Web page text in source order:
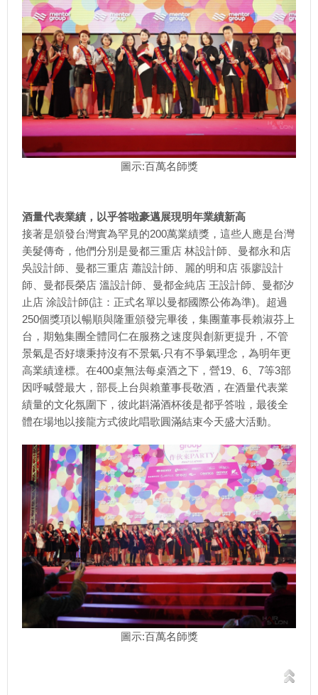
圖示:百萬名師獎
酒量代表業績，以乎答啦豪邁展現明年業績新高
接著是頒發台灣實為罕見的200萬業績獎，這些人應是台灣
美髮傳奇，他們分別是曼都三重店 林設計師、曼都永和店
吳設計師、曼都三重店 蕭設計師、麗的明和店 張廖設計
師、曼都長榮店 溫設計師、曼都金純店 王設計師、曼都汐
止店 涂設計師(註：正式名單以曼都國際公佈為準)。超過
250個獎項以暢順與隆重頒發完畢後，集團董事長賴淑芬上
台，期勉集團全體同仁在服務之速度與創新更提升，不管
景氣是否好壞秉持沒有不景氣‧只有不爭氣理念，為明年更
高業績達標。在400桌無法每桌酒之下，營19、6、7等3部
因呼喊聲最大，部長上台與賴董事長敬酒，在酒量代表業
績量的文化氛圍下，彼此斟滿酒杯後是都乎答啦，最後全
體在場地以接龍方式彼此唱歌圓滿結束今天盛大活動。
圖示:百萬名師獎